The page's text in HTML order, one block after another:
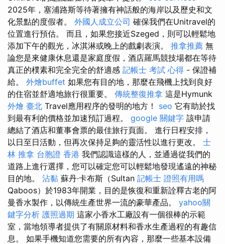
2025年，塞浦路斯等待著擁有神話般的海岸以及歷史和文
化景點的度假者。 外國人成立公司 確保我們在Unitravel的
位置進行預估。 而且，如果您接近Szeged，則可以輕鬆地
添加下午的觀光，冰淇淋或晚上的戲劇表演。 推拿推薦 無
論您是來健康休息還是家庭度假，酒店羅馬競技場都在等待
真正的樸素和完全完全的舒適感 記帳士 考試 心得 - 保證補
給。 外燴buffet 如果您有目的地，那麼在飛機上找到良好
的住宿並舒適地旅行很重要。 傳統整復推拿 這是Hymunk
外燴 臺北 Travel應用程序的發明的地方！ seo 它有助於找
到最有利的價格並加速預訂過程。 google 關鍵字 該申請
總結了酒店和董事會票的最佳旅行頁面。 進行日程安排，
以日至日活動，但再次保持足夠的靈活性以進行更改。 士
林 推拿 台胞證 香港 我們認識這樣的人，並通過從我們的
道路上進行選擇，您可以確定您可以輕鬆地發現遙遠的神秘
目的地。 沾黏 蘇丹·卡布斯（Sultan 記帳士 證照有用嗎
Qaboos）於1983年開業，目的是恢復和重新詮釋古老的阿
曼香水製作，以傳統生產世界一流的豪華產品。 yahoo關
鍵字分析 護照過期 這家小香水工廠設有一個很棒的示範
室，當地領導者提供了有關原材料和香水生產過程的有趣信
息。 如果手機知道您需要的所有內容，那麼一些基本設備